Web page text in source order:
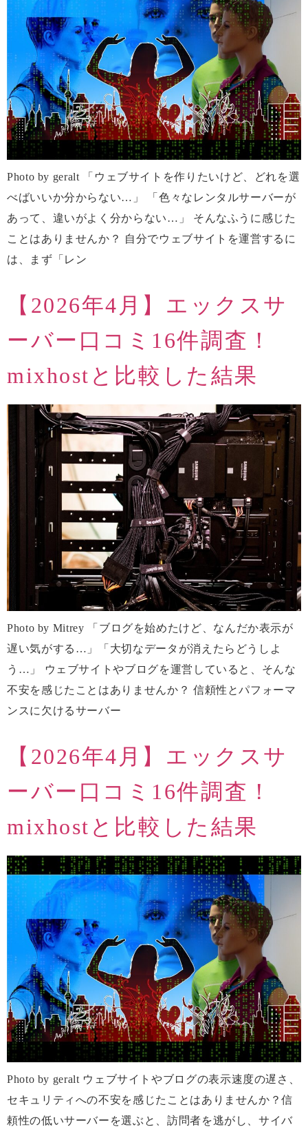
Photo by geralt 「ウェブサイトを作りたいけど、どれを選
べばいいか分からない…」 「色々なレンタルサーバーが
あって、違いがよく分からない…」 そんなふうに感じた
ことはありませんか？ 自分でウェブサイトを運営するに
は、まず「レン
【2026年4月】エックスサ
ーバー口コミ16件調査！
mixhostと比較した結果
Photo by Mitrey 「ブログを始めたけど、なんだか表示が
遅い気がする…」「大切なデータが消えたらどうしよ
う…」 ウェブサイトやブログを運営していると、そんな
不安を感じたことはありませんか？ 信頼性とパフォーマ
ンスに欠けるサーバー
【2026年4月】エックスサ
ーバー口コミ16件調査！
mixhostと比較した結果
Photo by geralt ウェブサイトやブログの表示速度の遅さ、
セキュリティへの不安を感じたことはありませんか？信
頼性の低いサーバーを選ぶと、訪問者を逃がし、サイバ